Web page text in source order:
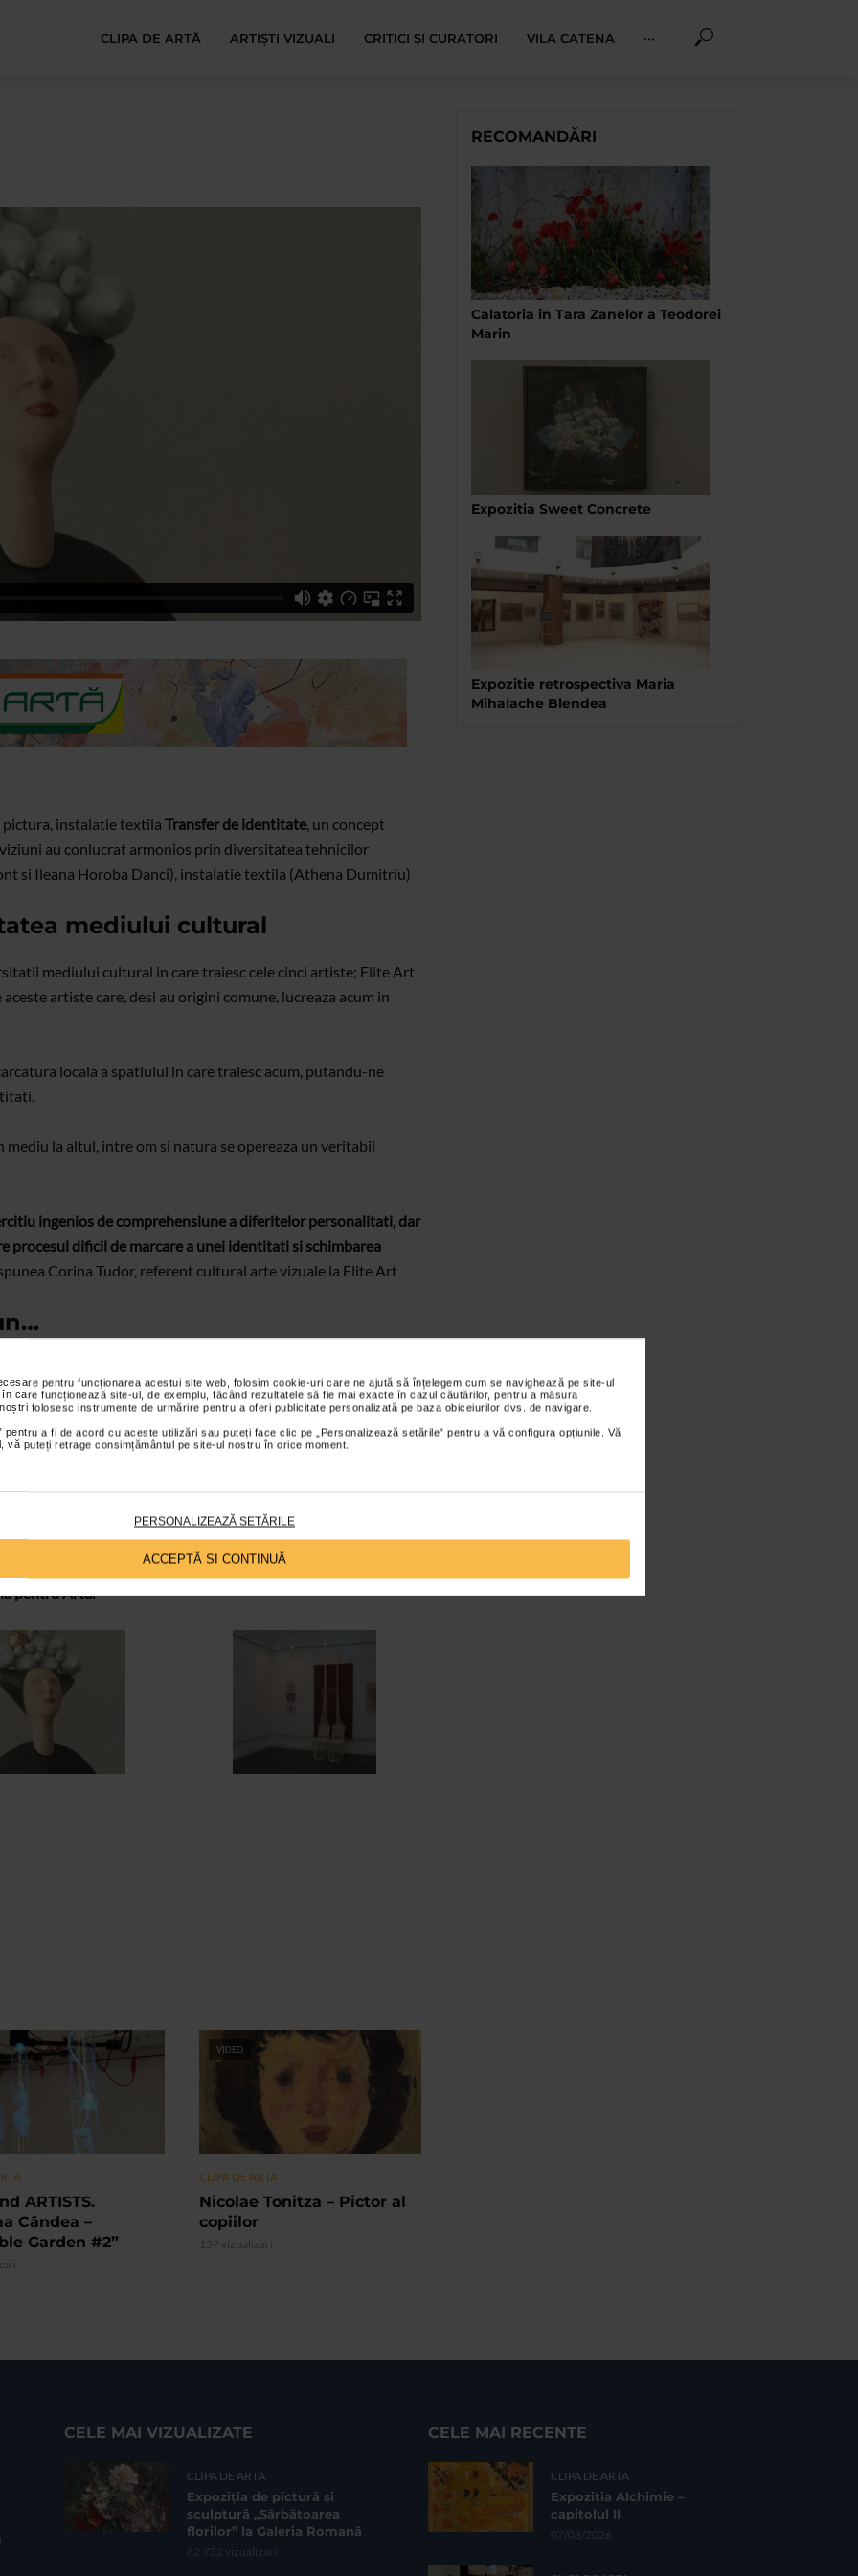
pentru funcționarea acestui site web, folosim cookie-uri care ne ajută să înțelegem cum se navighează pe site-ul
care funcționează site-ul, de exemplu, făcând rezultatele să fie mai exacte în cazul căutărilor, pentru a măsura
folosesc instrumente de urmărire pentru a oferi publicitate personalizată pe baza obiceiurilor dvs. de navigare.
pentru a fi de acord cu aceste utilizări sau puteți face clic pe „Personalizează setările” pentru a vă configura opțiunile. Vă
puteți retrage consimțământul pe site-ul nostru în orice moment.
PERSONALIZEAZĂ SETĂRILE
ACCEPTĂ SI CONTINUĂ
CLIPA DE ARTĂ ARTIȘTI VIZUALI CRITICI ȘI CURATORI VILA CATENA ···
pictura, instalatie textila Transfer de identitate , un concept
au conlucrat armonios prin diversitatea tehnicilor
si Ileana Horoba Danci), instalatie textila (Athena Dumitriu)
mediului cultural
mediului cultural in care traiesc cele cinci artiste; Elite Art
artiste care, desi au origini comune, lucreaza acum in
locala a spatiului in care traiesc acum, putandu-ne
mediu la altul, intre om si natura se opereaza un veritabil
ingenios de comprehensiune a diferitelor personalitati, dar
procesul dificil de marcare a unei identitati si schimbarea
Corina Tudor, referent cultural arte vizuale la Elite Art
anonimitate, dar si o absenta a identitatii la exterior si se
pictata ale Ilenei Danci Horoba. Dialogul dintre cele doua
ale Luciei Lobont ce conlucreaza in acelasi efort de
si prezenta este prefigurat abstract prin instalatia de
sa conchida circular, la propriu si la figurat, acest dialog
in care pictura isi gaseste stabilitatea in texturile ceramicii,
a distantei ce se stabileste intre oameni, intre culture
pentru Arta.
ARTISTS.
Cândea –
Garden #2”
VIDEO
CLIPA DE ARTA
Nicolae Tonitza – Pictor al
copiilor
157 vizualizari
RECOMANDĂRI
Calatoria in Tara Zanelor a Teodorei
Marin
Expozitia Sweet Concrete
Expozitie retrospectiva Maria
Mihalache Blendea
CELE MAI VIZUALIZATE
CLIPA DE ARTA
Expoziția de pictură și
sculptură „Sărbătoarea
florilor” la Galeria Romană
62.732 vizualizari
CELE MAI RECENTE
CLIPA DE ARTA
Expoziția Alchimie –
capitolul II
07/08/2026